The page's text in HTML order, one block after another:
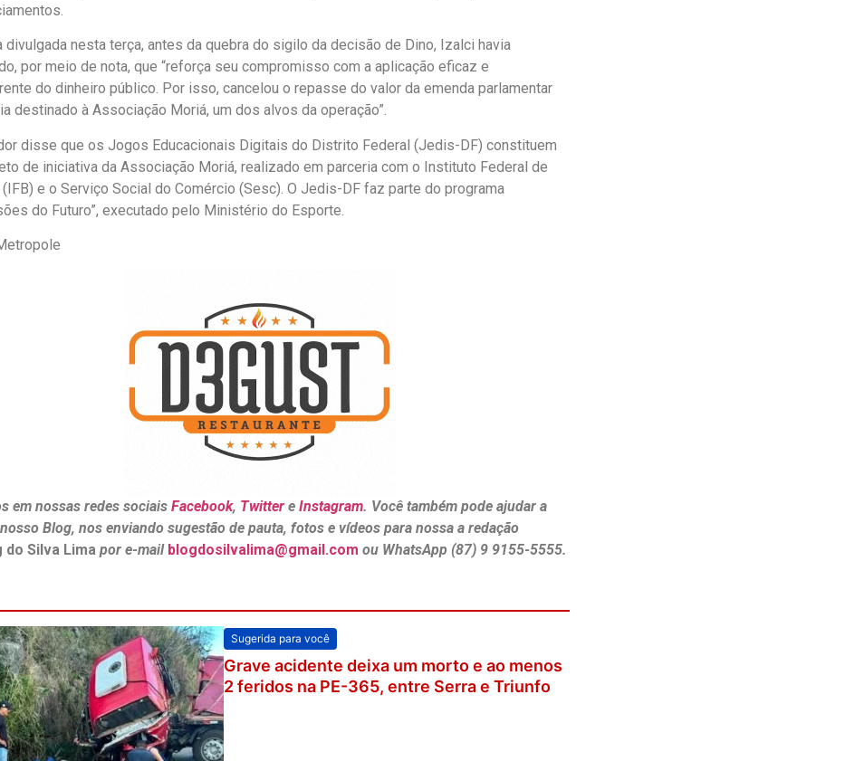
divulgada nesta terça, antes da quebra do sigilo da decisão de Dino, Izalci havia
por meio de nota, que “reforça seu compromisso com a aplicação eficaz e
do dinheiro público. Por isso, cancelou o repasse do valor da emenda parlamentar
destinado à Associação Moriá, um dos alvos da operação”.
disse que os Jogos Educacionais Digitais do Distrito Federal (Jedis-DF) constituem
de iniciativa da Associação Moriá, realizado em parceria com o Instituto Federal de
e o Serviço Social do Comércio (Sesc). O Jedis-DF faz parte do programa
do Futuro”, executado pelo Ministério do Esporte.
em nossas redes sociais Facebook, Twittere Instagram. Você também pode ajudar a
Blog, nos enviando sugestão de pauta, fotos e vídeos para nossa a redação
Silva Lima por e-mail blogdosilvalima@gmail.com ou WhatsApp (87) 9 9155-5555.
Sugerida para você
Grave acidente deixa um morto e ao menos
2 feridos na PE-365, entre Serra e Triunfo